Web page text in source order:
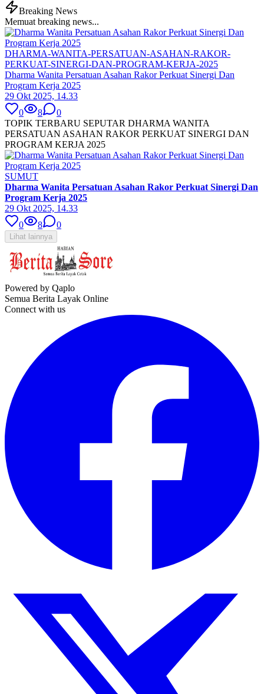
Breaking News
Memuat breaking news...
DHARMA-WANITA-PERSATUAN-ASAHAN-RAKOR-
PERKUAT-SINERGI-DAN-PROGRAM-KERJA-2025
Dharma Wanita Persatuan Asahan Rakor Perkuat Sinergi Dan
Program Kerja 2025
29 Okt 2025, 14.33
0
8
0
TOPIK TERBARU SEPUTAR DHARMA WANITA
PERSATUAN ASAHAN RAKOR PERKUAT SINERGI DAN
PROGRAM KERJA 2025
SUMUT
Dharma Wanita Persatuan Asahan Rakor Perkuat Sinergi Dan
Program Kerja 2025
29 Okt 2025, 14.33
0
8 0
Lihat lainnya
Powered by Qaplo
Semua Berita Layak Online
Connect with us